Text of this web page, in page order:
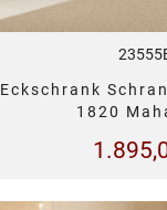
Eckschrank
1820